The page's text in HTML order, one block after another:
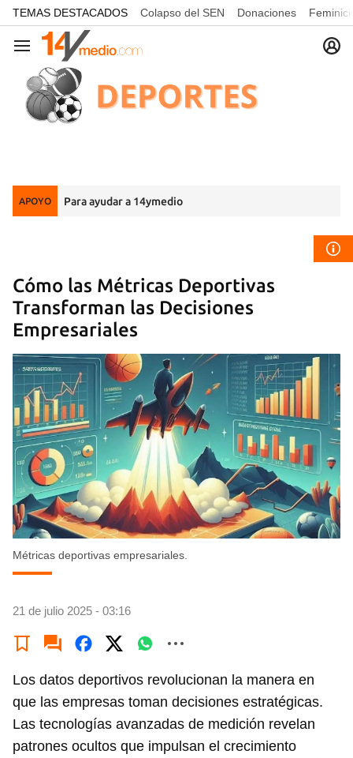
common.go-to-content
TEMAS DESTACADOS Colapso del SEN Donaciones
Navegación
APOYO Para ayudar a 14ymedio
Cómo las Métricas Deportivas
Transforman las Decisiones
Empresariales
Métricas deportivas empresariales.
21 de julio 2025 - 03:16
Los datos deportivos revolucionan la manera en
que las empresas toman decisiones estratégicas.
Las tecnologías avanzadas de medición revelan
patrones ocultos que impulsan el crecimiento